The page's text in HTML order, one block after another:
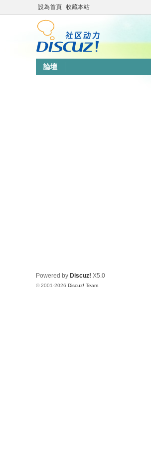
設為首頁 收藏本站
論壇
Powered by Discuz! X5.0
© 2001-2026 Discuz! Team